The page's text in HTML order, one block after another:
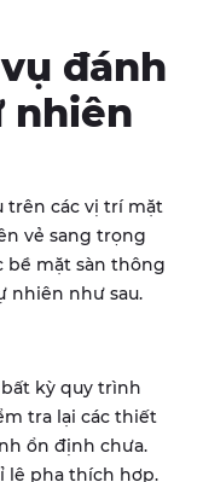
đánh
nhiên
trên các vị trí mặt
vẻ sang trọng
bề mặt sàn thông
nhiên như sau.
kỳ quy trình
tra lại các thiết
ổn định chưa.
lệ pha thích hợp.